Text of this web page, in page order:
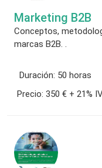
Marketing B2B
Conceptos,
marcas B2B. .
Duración: 50 horas
Precio: 350 € + 21%